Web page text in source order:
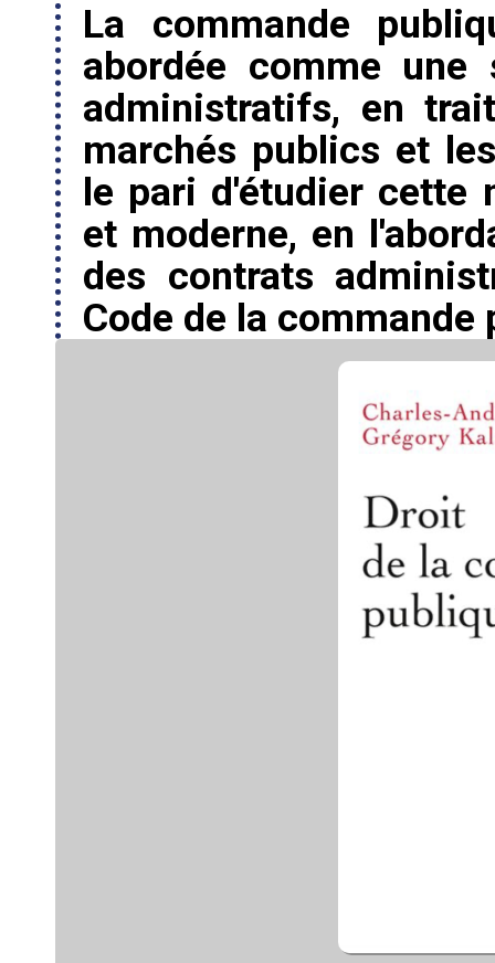
La commande
abordée comme
administratifs, en
marchés publics et
le pari d'étudier cette
et moderne, en
des contrats
Code de la commande